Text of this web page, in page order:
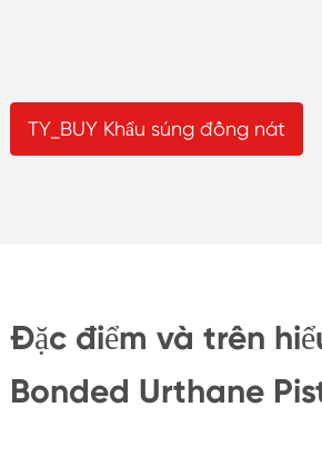
TY_BUY Khẩu súng đồng nát
Đặc điểm và trên
Bonded Urthane